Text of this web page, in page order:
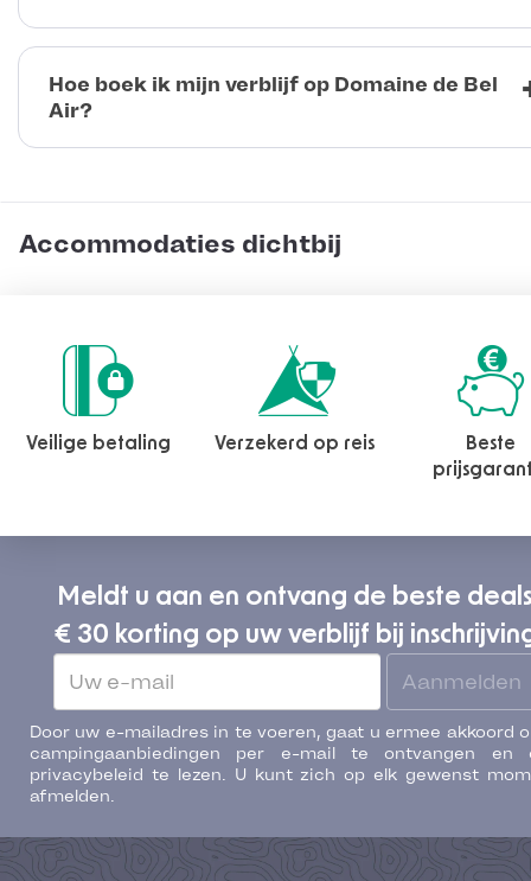
Hoe boek ik mijn verblijf op Domaine de Bel
Air?
Accommodaties dichtbij
Veilige betaling Verzekerd op reis
Beste
Meldt u aan en ontvang de beste deals
€ 30 korting op uw verblijf bij
Aanmelden
Door uw e-mailadres in te voeren, gaat u ermee akkoord
campingaanbiedingen per e-mail te ontvangen en
privacybeleid te lezen. U kunt zich op elk gewenst
afmelden.